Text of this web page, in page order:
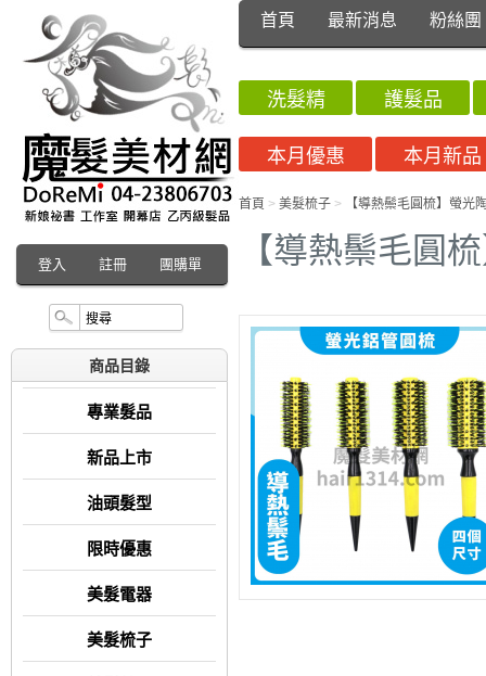
登入 註冊 團購單
首頁 最新消息 粉絲團
商品目錄
專業髮品
新品上市
油頭髮型
限時優惠
美髮電器
美髮梳子
洗髮精
護髮品
本月優惠
本月新品
首頁 > 美髮梳子 > 【導熱鬃毛圓梳】螢光
【導熱鬃毛圓